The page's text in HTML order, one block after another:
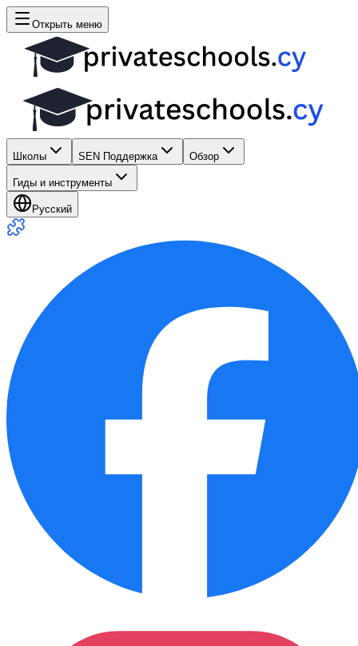
Открыть меню
Школы SEN Поддержка Обзор
Гиды и инструменты
Русский